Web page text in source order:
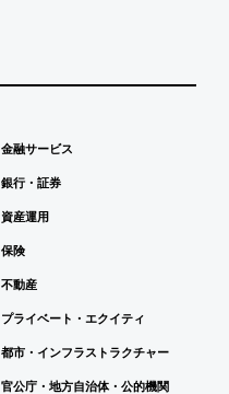
金融サービス
銀行・証券
資産運用
保険
不動産
プライベート・エクイティ
都市・インフラストラクチャー
官公庁・地方自治体・公的機関